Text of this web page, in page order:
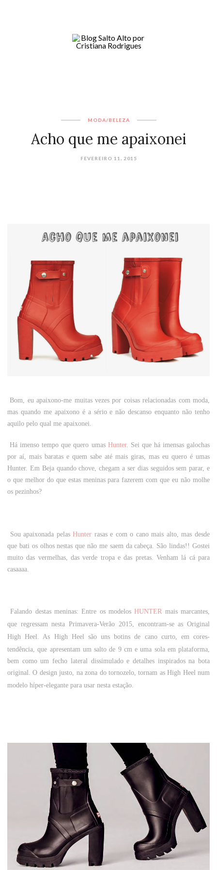
MODA/BELEZA
Acho que me apaixonei
FEVEREIRO 11, 2015
Bom, eu apaixono-me muitas vezes por coisas relacionadas com moda,
mas quando me apaixono é a sério e não descanso enquanto não tenho
aquilo pelo qual me apaixonei.
Há imenso tempo que quero umas Hunter. Sei que há imensas galochas
por aí, mais baratas e quem sabe até mais giras, mas eu quero é umas
Hunter. Em Beja quando chove, chegam a ser dias seguidos sem parar, e
o que melhor do que estas meninas para fazerem com que eu não molhe
os pezinhos?
Sou apaixonada pelasHunter rasas e com o cano mais alto, mas desde
que bati os olhos nestas que não me saem da cabeça. São lindas!! Gostei
muito das vermelhas, das verde tropa e das pretas. Venham lá cá para
casaaaa.
Falando destas meninas:Entre os modelosHUNTER mais marcantes,
que regressam nesta Primavera-Verão 2015, encontram-se as Original
High Heel . As High Heel são uns botins de cano curto, em cores-
tendência, que apresentam um salto de 9 cm e uma sola em plataforma,
bem como um fecho lateral dissimulado e detalhes inspirados na bota
original. O design justo, na zona do tornozelo, tornam asHigh Heel num
modelo híper-elegante para usar nesta estação.